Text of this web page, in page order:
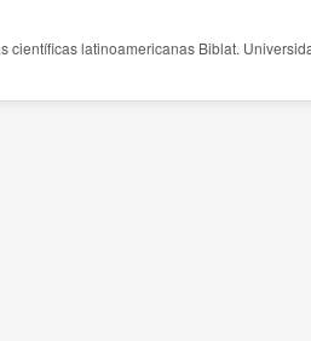
científicas latinoamericanas Biblat.